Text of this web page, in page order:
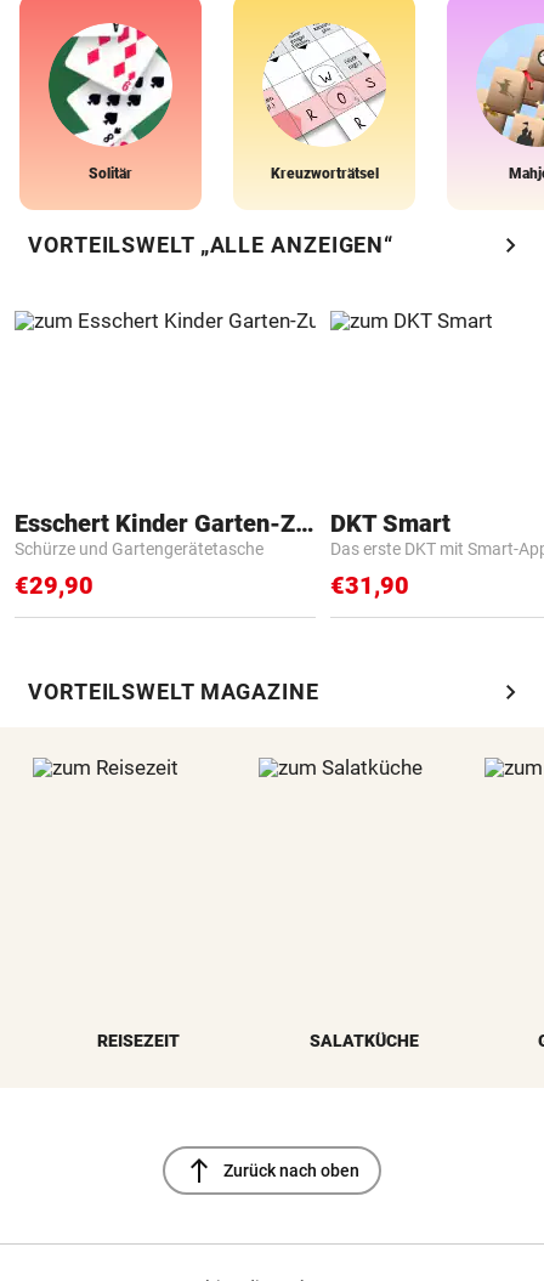
Solitär Kreuzworträtsel
VORTEILSWELT „ALLE ANZEIGEN“ chevron_right
Esschert Kinder Garten-Zubehör
Schürze und Gartengerätetasche
€29,90
DKT Smart
Das erste DKT mit Smart-
€31,90
VORTEILSWELT MAGAZINE chevron_right
REISEZEIT SALATKÜCHE
north Zurück nach oben